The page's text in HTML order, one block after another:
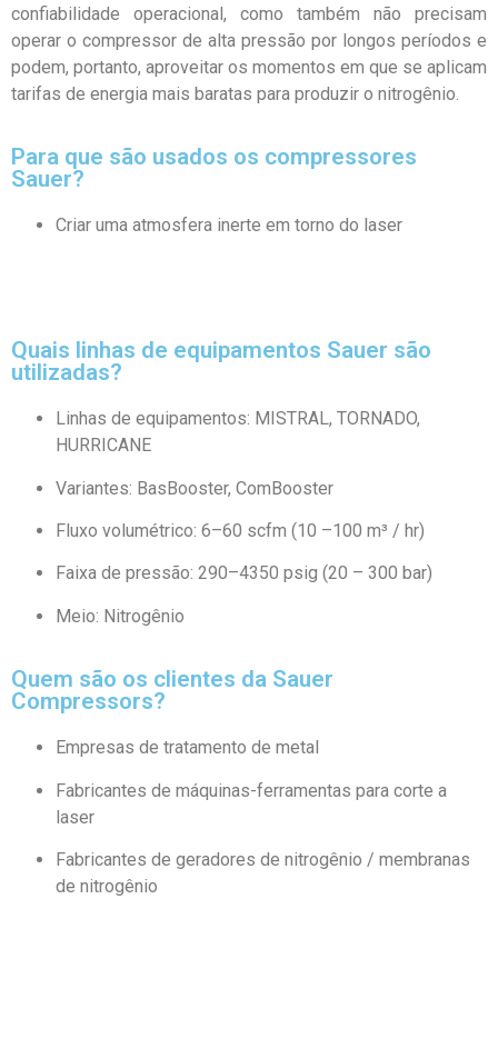
confiabilidade operacional, como também não precisam
operar o compressor de alta pressão por longos períodos e
podem, portanto, aproveitar os momentos em que se aplicam
tarifas de energia mais baratas para produzir o nitrogênio.
Para que são usados ​​os compressores
Sauer?
Criar uma atmosfera inerte em torno do laser
Quais linhas de equipamentos Sauer são
utilizadas?
Linhas de equipamentos: MISTRAL, TORNADO,
HURRICANE
Variantes: BasBooster, ComBooster
Fluxo volumétrico: 6–60 scfm (10 –100 m³ / hr)
Faixa de pressão: 290–4350 psig (20 – 300 bar)
Meio: Nitrogênio
Quem são os clientes da Sauer
Compressors?
Empresas de tratamento de metal
Fabricantes de máquinas-ferramentas para corte a
laser
Fabricantes de geradores de nitrogênio / membranas
de nitrogênio